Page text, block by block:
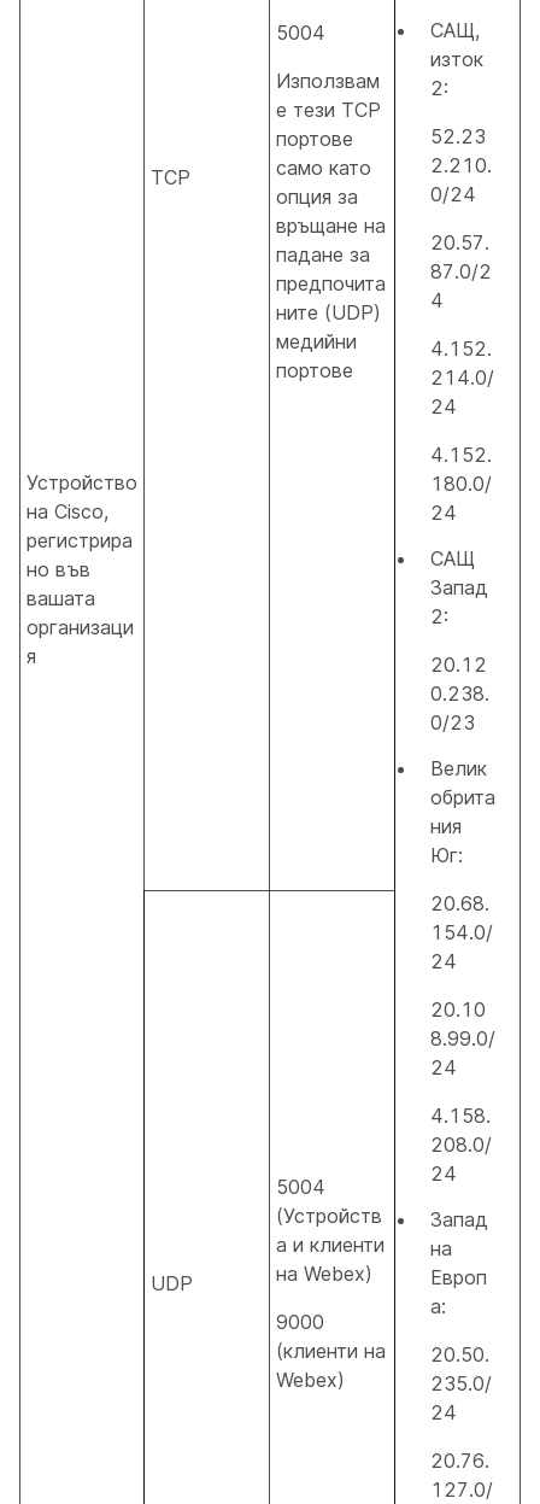
Устройство
на Cisco,
регистрира
но във
вашата
организаци
я
TCP
5004
Използвам
е тези TCP
портове
само като
опция за
връщане на
падане за
предпочита
ните (UDP)
медийни
портове
САЩ,
изток
2:
52.23
2.210.
0/24
20.57.
87.0/2
4
4.152.
214.0/
24
4.152.
180.0/
24
САЩ
Запад
2:
20.12
0.238.
0/23
Велик
обрита
ния
Юг:
20.68.
154.0/
24
20.10
8.99.0/
24
4.158.
208.0/
24
Запад
на
Европ
а:
20.50.
235.0/
24
20.76.
127.0/
UDP
5004
(Устройств
а и клиенти
на Webex)
9000
(клиенти на
Webex)